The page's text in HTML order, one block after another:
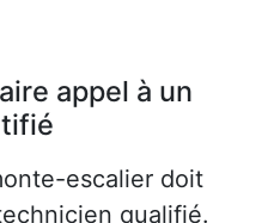
appel à un
escalier doit
qualifié.